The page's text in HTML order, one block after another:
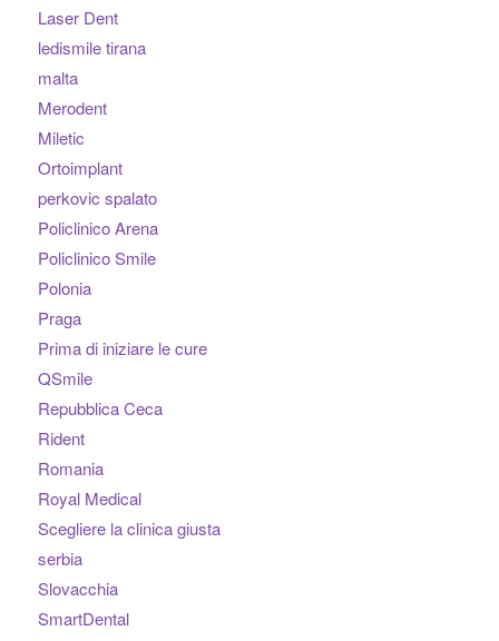
Laser Dent
ledismile tirana
malta
Merodent
Miletic
Ortoimplant
perkovic spalato
Policlinico Arena
Policlinico Smile
Polonia
Praga
Prima di iniziare le cure
QSmile
Repubblica Ceca
Rident
Romania
Royal Medical
Scegliere la clinica giusta
serbia
Slovacchia
SmartDental